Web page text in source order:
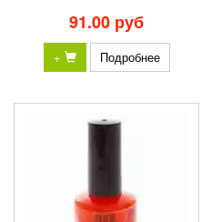
91.00 руб
+ Подробнее